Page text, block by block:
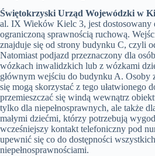
Świętokrzyski Urząd Wojewódzki w
al. IX Wieków Kielc 3, jest dostosowany
ograniczoną sprawnością ruchową.
znajduje się od strony budynku C, czyli
Natomiast podjazd przeznaczony dla
wózkach inwalidzkich lub z wózkami
głównym wejściu do budynku A. Osoby
się mogą skorzystać z tego ułatwionego
przemieszczać się windą wewnątrz
tylko dla niepełnosprawnych, ale także
małymi dziećmi, którzy potrzebują
wcześniejszy kontakt telefoniczny pod
upewnić się co do dostępności
niepełnosprawnościami.